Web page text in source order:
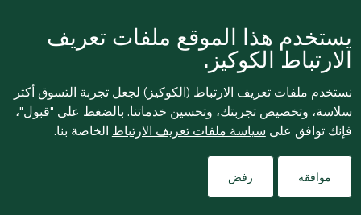
يستخدم هذا الموقع ملفات تعريف
الارتباط الكوكيز.
نستخدم ملفات تعريف الارتباط (الكوكيز) لجعل تجربة التسوق أكثر
سلاسة، وتخصيص تجربتك، وتحسين خدماتنا. بالضغط على "قبول"،
فإنك توافق على سياسة ملفات تعريف الارتباط الخاصة بنا.
موافقة رفض